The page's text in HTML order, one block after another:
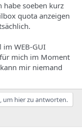
habe soeben kurz
quota anzeigen
WEB-GUI
mich im Moment
mir niemand
um hier zu antworten.